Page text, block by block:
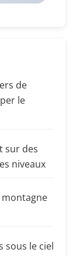
de
le
sur des
niveaux
montagne
sous le ciel